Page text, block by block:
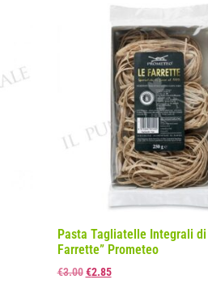
Pasta Tagliatelle Integrali di
Farrette” Prometeo
€3.00 €2.85